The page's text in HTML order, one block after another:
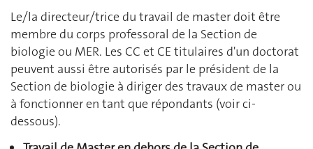
Le/la directeur/trice du travail de master doit être
membre du corps professoral de la Section de
biologie ou MER. Les CC et CE titulaires d'un doctorat
peuvent aussi être autorisés par le président de la
Section de biologie à diriger des travaux de master ou
à fonctionner en tant que répondants (voir ci-
dessous).